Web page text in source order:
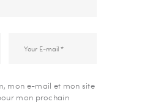
mon e-mail et mon site
mon prochain